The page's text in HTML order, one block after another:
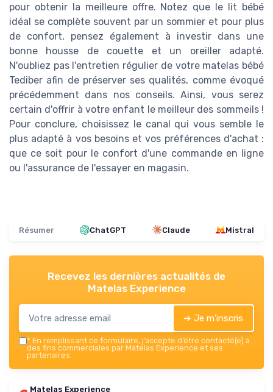
pour obtenir la meilleure offre. Notez que le lit bébé
idéal se complète souvent par un sommier et pour plus
de confort, pensez également à investir dans une
bonne housse de couette et un oreiller adapté.
N'oubliez pas l'entretien régulier de votre matelas bébé
Tediber afin de préserver ses qualités, comme évoqué
précédemment dans nos conseils. Ainsi, vous serez
certain d'offrir à votre enfant le meilleur des sommeils !
Pour conclure, choisissez le canal qui vous semble le
plus adapté à vos besoins et vos préférences d'achat :
que ce soit pour le confort d'une commande en ligne
ou l'assurance de l'essayer en magasin.
Résumer ChatGPT Claude Mistral
Recevez les dernières actualités de
Matelas Experience
➔ Je m'inscris
* En remplissant ce formulaire, j’accepte d’être contacté(e) à
des fins commerciales par Matelas Experience et ses
partenaires.
Matelas Experience